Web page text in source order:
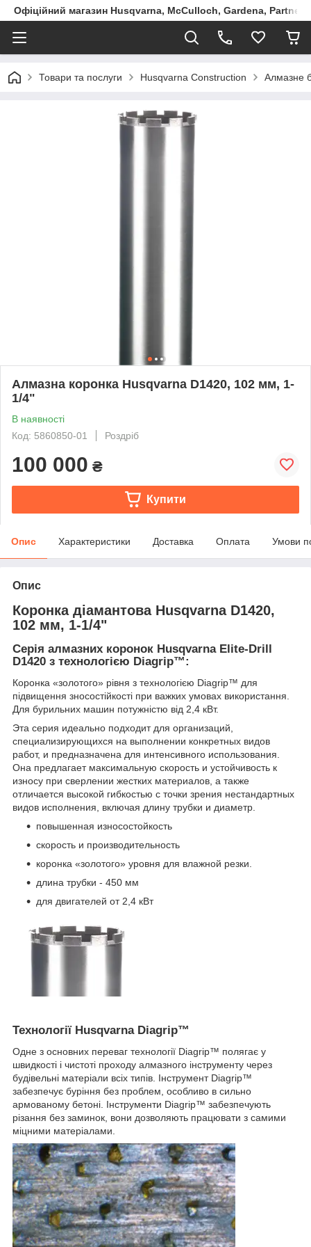
Офіційний магазин Husqvarna, McCulloch, Gardena, Partner
Товари та послуги Husqvarna Construction Алмазне
Алмазна коронка Husqvarna D1420, 102 мм, 1-
1/4"
В наявності
Код: 5860850-01
Роздріб
100 000 ₴
Купити
Опис Характеристики Доставка Оплата Умови
Опис
Коронка діамантова Husqvarna D1420,
102 мм, 1-1/4"
Серія алмазних коронок Husqvarna Elite-Drill
D1420 з технологією Diagrip™:
Коронка «золотого» рівня з технологією Diagrip™ для
підвищення зносостійкості при важких умовах використання.
Для бурильних машин потужністю від 2,4 кВт.
Эта серия идеально подходит для организаций,
специализирующихся на выполнении конкретных видов
работ, и предназначена для интенсивного использования.
Она предлагает максимальную скорость и устойчивость к
износу при сверлении жестких материалов, а также
отличается высокой гибкостью с точки зрения нестандартных
видов исполнения, включая длину трубки и диаметр.
повышенная износостойкость
скорость и производительность
коронка «золотого» уровня для влажной резки.
длина трубки - 450 мм
для двигателей от 2,4 кВт
Технології Husqvarna Diagrip™
Одне з основних переваг технології Diagrip™ полягає у
швидкості і чистоті проходу алмазного інструменту через
будівельні матеріали всіх типів. Інструмент Diagrip™
забезпечує буріння без проблем, особливо в сильно
армованому бетоні. Інструменти Diagrip™ забезпечують
різання без заминок, вони дозволяють працювати з самими
міцними матеріалами.